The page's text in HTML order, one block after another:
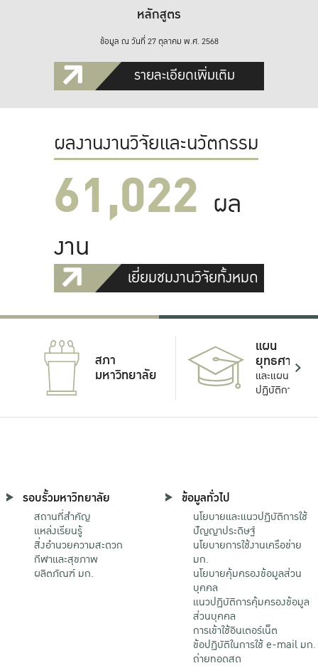
หลักสูตร
ข้อมูล ณ วันที่ 27 ตุลาคม พ.ศ. 2568
รายละเอียดเพิ่มเติม
ผลงานงานวิจัยและนวัตกรรม
61,022 ผล
งาน
เยี่ยมชมงานวิจัยทั้งหมด
สภา
มหาวิทยาลัย
แผน
ยุทธศาสตร์
และแผน
ปฏิบัติการ
รอบรั้วมหาวิทยาลัย
สถานที่สำคัญ
แหล่งเรียนรู้
สิ่งอำนวยความสะดวก
กีฬาและสุขภาพ
ผลิตภัณฑ์ มก.
ข้อมูลทั่วไป
นโยบายและแนวปฏิบัติการใช้
ปัญญาประดิษฐ์
นโยบายการใช้งานเครือข่าย
มก.
นโยบายคุ้มครองข้อมูลส่วน
บุคคล
แนวปฏิบัติการคุ้มครองข้อมูล
ส่วนบุคคล
การเข้าใช้อินเตอร์เน็ต
ข้อปฏิบัติในการใช้ e-mail มก.
ถ่ายทอดสด